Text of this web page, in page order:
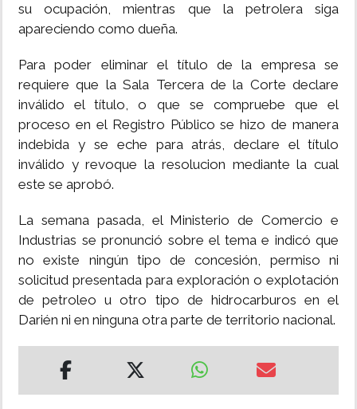
su ocupación, mientras que la petrolera siga
apareciendo como dueña.
Para poder eliminar el título de la empresa se
requiere que la Sala Tercera de la Corte declare
inválido el título, o que se compruebe que el
proceso en el Registro Público se hizo de manera
indebida y se eche para atrás, declare el título
inválido y revoque la resolucion mediante la cual
este se aprobó.
La semana pasada, el Ministerio de Comercio e
Industrias se pronunció sobre el tema e indicó que
no existe ningún tipo de concesión, permiso ni
solicitud presentada para exploración o explotación
de petroleo u otro tipo de hidrocarburos en el
Darién ni en ninguna otra parte de territorio nacional.